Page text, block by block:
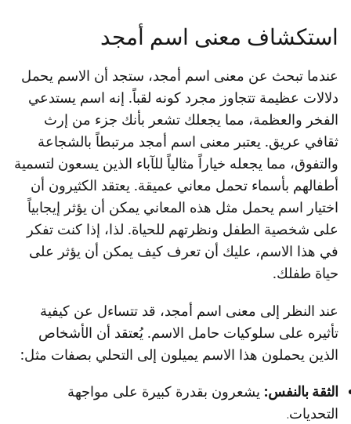
استكشاف معنى اسم أمجد
عندما تبحث عن معنى اسم أمجد، ستجد أن الاسم يحمل
دلالات عظيمة تتجاوز مجرد كونه لقباً. إنه اسم يستدعي
الفخر والعظمة، مما يجعلك تشعر بأنك جزء من إرث
ثقافي عريق. يعتبر معنى اسم أمجد مرتبطاً بالشجاعة
والتفوق، مما يجعله خياراً مثالياً للآباء الذين يسعون لتسمية
أطفالهم بأسماء تحمل معاني عميقة. يعتقد الكثيرون أن
اختيار اسم يحمل مثل هذه المعاني يمكن أن يؤثر إيجابياً
على شخصية الطفل ونظرتهم للحياة. لذا، إذا كنت تفكر
في هذا الاسم، عليك أن تعرف كيف يمكن أن يؤثر على
حياة طفلك.
عند النظر إلى معنى اسم أمجد، قد تتساءل عن كيفية
تأثيره على سلوكيات حامل الاسم. يُعتقد أن الأشخاص
الذين يحملون هذا الاسم يميلون إلى التحلي بصفات مثل:
الثقة بالنفس: يشعرون بقدرة كبيرة على مواجهة
التحديات.